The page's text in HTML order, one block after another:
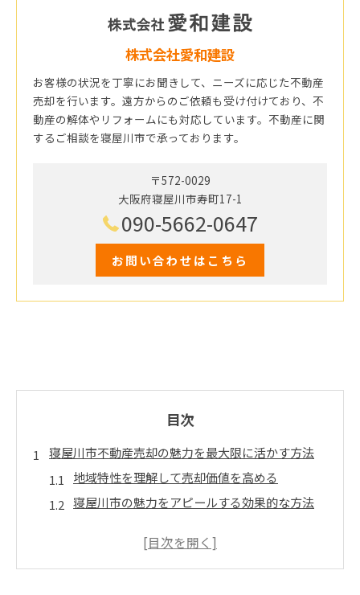
株式会社愛和建設
お客様の状況を丁寧にお聞きして、ニーズに応じた不動産
売却を行います。遠方からのご依頼も受け付けており、不
動産の解体やリフォームにも対応しています。不動産に関
するご相談を寝屋川市で承っております。
〒572-0029
大阪府寝屋川市寿町17-1
090-5662-0647
お問い合わせはこちら
目次
寝屋川市不動産売却の魅力を最大限に活かす方法
地域特性を理解して売却価値を高める
寝屋川市の魅力をアピールする効果的な方法
価格設定の秘訣：市場動向を活かす